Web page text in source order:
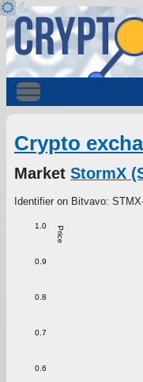
Crypto
Market StormX
Identifier on Bitvavo:
Price
0.6
0.7
0.8
0.9
1.0